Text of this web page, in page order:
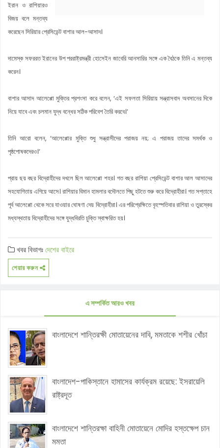
ইরান ও রাশিয়ারও
বিজয় বলে মন্তব্য
করেছেন সিরিয়ার প্রেসিডেন্ট বাশার আল-আসাদ।
দামেস্ক সফররত ইরানের উপ পররাষ্ট্রমন্ত্রী হোসেইন জাবেরি আনসারির সঙ্গে এক বৈঠকে তিনি এ মন্তব্য
করেন।
বাশার আসাদ আলেপ্পো মুক্তির প্রশংসা করে বলেন, ‘এই সফলতা সিরিয়ায় সন্ত্রাসবাদ অবসানের দিকে
নিয়ে যাবে এবং চলমান যুদ্ধ বন্ধের সঠিক পরিবেশ তৈরি করবে।’
তিনি আরো বলেন, ‘আলেপ্পোর মুক্তি শুধু সন্ত্রাসীদের পরাজয় নয়; এ পরাজয় তাদের সমর্থক ও
পৃষ্ঠপোষকদেরও।’
প্রায় ছয় বছর বিদ্রোহীদের দখলে ছিল আলেপ্পো শহর। গত বছর রাশিয়া প্রেসিডেন্ট বাশার আল আসাদের
সহযোগিতায় এগিয়ে আসে। রাশিয়ার বিমান হামলার বদৌলতে পিছু হটতে শুরু করে বিদ্রোহীরা। গত সপ্তাহে
পূর্ব আলেপ্পো থেকে সরে যাওয়ার ঘোষণা দেয় বিদ্রোহীরা। এর পরিপ্রেক্ষিতে বৃহস্পতিবার রাশিয়া ও তুরস্কের
মধ্যস্থতায় বিদ্রোহীদের সঙ্গে যুদ্ধবিরতি চুক্তি স্বাক্ষরিত হয়।
খবর বিভাগঃদেশের বাইরে
শেয়ার করুন
এ সম্পর্কিত আরও খবর
বাংলাদেশে শান্তিরক্ষী মোতায়েনের দাবি, মমতাকে শশীর খোঁচা
বাংলাদেশ-পাকিস্তানে হামাসের কার্যক্রম রয়েছে: ইসরায়েলি
রাষ্ট্রদূত
বাংলাদেশে শান্তিরক্ষা বাহিনী মোতায়েনে মোদির হস্তক্ষেপ চান
মমতা